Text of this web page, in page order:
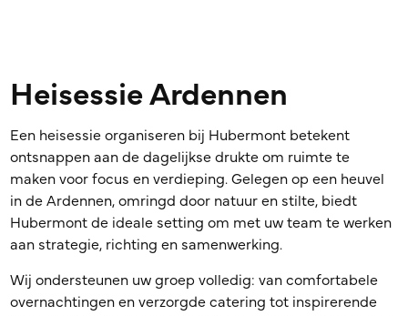
Heisessie Ardennen
Een heisessie organiseren bij Hubermont betekent
ontsnappen aan de dagelijkse drukte om ruimte te
maken voor focus en verdieping. Gelegen op een heuvel
in de Ardennen, omringd door natuur en stilte, biedt
Hubermont de ideale setting om met uw team te werken
aan strategie, richting en samenwerking.
Wij ondersteunen uw groep volledig: van comfortabele
overnachtingen en verzorgde catering tot inspirerende